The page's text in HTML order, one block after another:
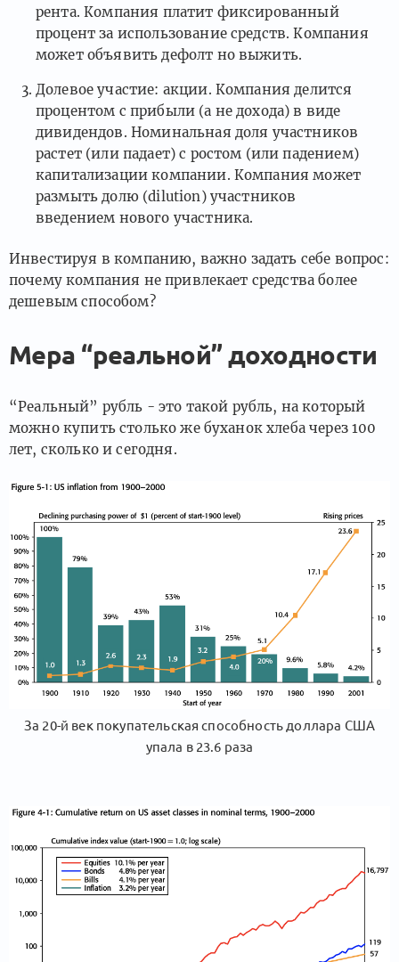
рента. Компания платит фиксированный
процент за использование средств. Компания
может объявить дефолт но выжить.
Долевое участие: акции. Компания делится
процентом с прибыли (а не дохода) в виде
дивидендов. Номинальная доля участников
растет (или падает) с ростом (или падением)
капитализации компании. Компания может
размыть долю (dilution) участников
введением нового участника.
Инвестируя в компанию, важно задать себе вопрос:
почему компания не привлекает средства более
дешевым способом?
Мера “реальной” доходности
“Реальный” рубль - это такой рубль, на который
можно купить столько же буханок хлеба через 100
лет, сколько и сегодня.
За 20-й век покупательская способность доллара США
упала в 23.6 раза